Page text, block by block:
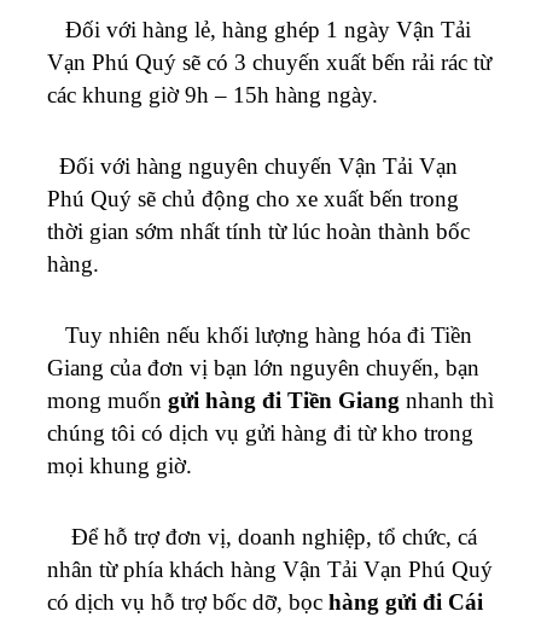
Đối với hàng lẻ, hàng ghép 1 ngày Vận Tải
Vạn Phú Quý sẽ có 3 chuyến xuất bến rải rác từ
các khung giờ 9h – 15h hàng ngày.
Đối với hàng nguyên chuyến Vận Tải Vạn
Phú Quý sẽ chủ động cho xe xuất bến trong
thời gian sớm nhất tính từ lúc hoàn thành bốc
hàng.
Tuy nhiên nếu khối lượng hàng hóa đi Tiền
Giang của đơn vị bạn lớn nguyên chuyến, bạn
mong muốn gửi hàng đi Tiền Giang nhanh thì
chúng tôi có dịch vụ gửi hàng đi từ kho trong
mọi khung giờ.
Để hỗ trợ đơn vị, doanh nghiệp, tổ chức, cá
nhân từ phía khách hàng Vận Tải Vạn Phú Quý
có dịch vụ hỗ trợ bốc dỡ, bọc hàng gửi đi Cái